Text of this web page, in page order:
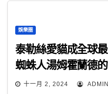
娛樂圈
泰勒絲愛貓成全球
蜘蛛人湯姆霍蘭德
十一月 2, 2024